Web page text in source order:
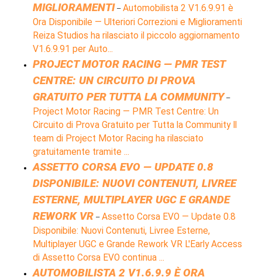
MIGLIORAMENTI – Automobilista 2 V1.6.9.91 è
Ora Disponibile — Ulteriori Correzioni e Miglioramenti
Reiza Studios ha rilasciato il piccolo aggiornamento
V1.6.9.91 per Auto...
PROJECT MOTOR RACING — PMR TEST
CENTRE: UN CIRCUITO DI PROVA
GRATUITO PER TUTTA LA COMMUNITY –
Project Motor Racing — PMR Test Centre: Un
Circuito di Prova Gratuito per Tutta la Community Il
team di Project Motor Racing ha rilasciato
gratuitamente tramite ...
ASSETTO CORSA EVO — UPDATE 0.8
DISPONIBILE: NUOVI CONTENUTI, LIVREE
ESTERNE, MULTIPLAYER UGC E GRANDE
REWORK VR – Assetto Corsa EVO — Update 0.8
Disponibile: Nuovi Contenuti, Livree Esterne,
Multiplayer UGC e Grande Rework VR L'Early Access
di Assetto Corsa EVO continua ...
AUTOMOBILISTA 2 V1.6.9.9 È ORA